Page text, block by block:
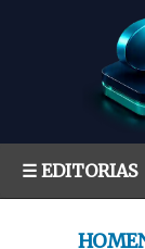
☰ EDITORIAS